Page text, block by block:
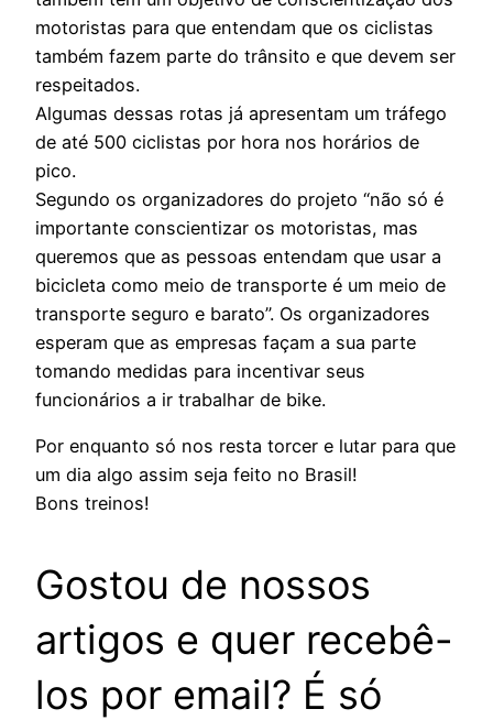
motoristas para que entendam que os ciclistas
também fazem parte do trânsito e que devem ser
respeitados.
Algumas dessas rotas já apresentam um tráfego
de até 500 ciclistas por hora nos horários de
pico.
Segundo os organizadores do projeto “não só é
importante conscientizar os motoristas, mas
queremos que as pessoas entendam que usar a
bicicleta como meio de transporte é um meio de
transporte seguro e barato”. Os organizadores
esperam que as empresas façam a sua parte
tomando medidas para incentivar seus
funcionários a ir trabalhar de bike.
Por enquanto só nos resta torcer e lutar para que
um dia algo assim seja feito no Brasil!
Bons treinos!
Gostou de nossos
artigos e quer recebê-
los por email? É só